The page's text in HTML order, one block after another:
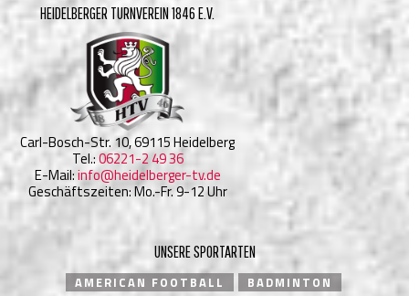
HEIDELBERGER TURNVEREIN 1846 E.V.
Carl-Bosch-Str. 10, 69115 Heidelberg
Tel.:06221-2 49 36
E-Mail:info@heidelberger-tv.de
Geschäftszeiten: Mo.-Fr. 9-12 Uhr
UNSERE SPORTARTEN
AMERICAN FOOTBALL
BADMINTON